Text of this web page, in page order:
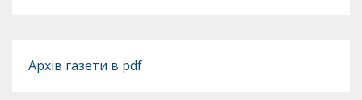
Архів газети в pdf